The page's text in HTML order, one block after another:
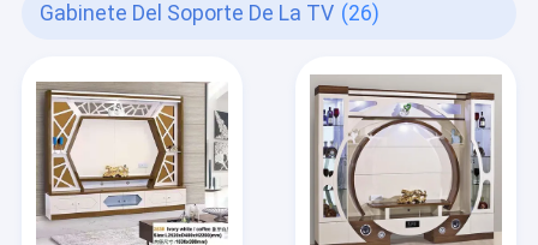
Gabinete Del Soporte De La TV (26)